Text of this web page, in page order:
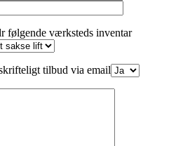
følgende værksteds inventar
tilbud via email